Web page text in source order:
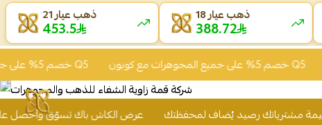
خصم 5% على جميع المجوهرات مع كوبون Q5 خصم 5% على جميع المجوهرات مع كوبون Q5
عرض الكاش باك تسوّق وأحصل على 2% من قيمة
ذهب عيار 21
453.54
ذهب عيار 18
388.68